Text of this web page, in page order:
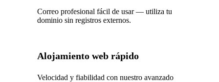
Correo profesional fácil de usar — utiliza tu
dominio sin registros externos.
Alojamiento web rápido
Velocidad y fiabilidad con nuestro avanzado